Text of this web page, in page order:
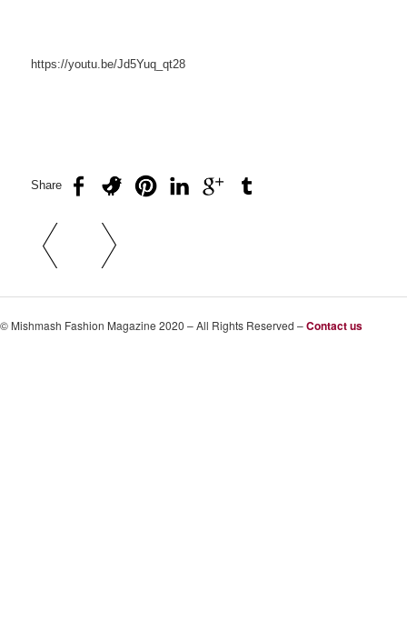
https://youtu.be/Jd5Yuq_qt28
Share
Navigazione articolo
© Mishmash Fashion Magazine 2020 – All Rights Reserved –Contact us